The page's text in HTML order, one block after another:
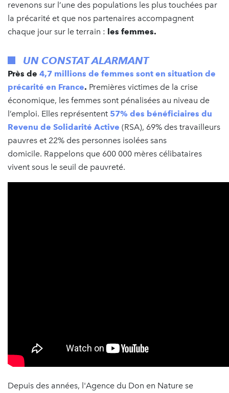
revenons sur l’une des populations les plus touchées par
la précarité et que nos partenaires accompagnent
chaque jour sur le terrain : les femmes.
UN CONSTAT ALARMANT
Près de 4,7 millions de femmes sont en situation de
précarité en France. Premières victimes de la crise
économique, les femmes sont pénalisées au niveau de
l’emploi. Elles représentent 57% des bénéficiaires du
Revenu de Solidarité Active (RSA), 69% des travailleurs
pauvres et 22% des personnes isolées sans
domicile. Rappelons que 600 000 mères célibataires
vivent sous le seuil de pauvreté.
Depuis des années, l'Agence du Don en Nature se